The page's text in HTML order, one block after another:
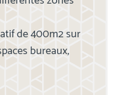
de 400m2 sur
bureaux,